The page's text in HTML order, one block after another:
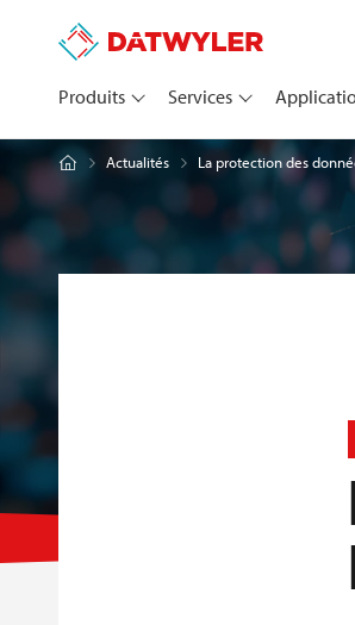
Produits Services
Actualités La protection des